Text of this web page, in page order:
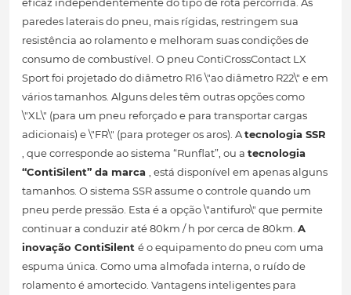
eficaz independentemente do tipo de rota percorrida. As
paredes laterais do pneu, mais rígidas, restringem sua
resistência ao rolamento e melhoram suas condições de
consumo de combustível. O pneu ContiCrossContact LX
Sport foi projetado do diâmetro R16 \"ao diâmetro R22\" e em
vários tamanhos. Alguns deles têm outras opções como
\"XL\" (para um pneu reforçado e para transportar cargas
adicionais) e \"FR\" (para proteger os aros). Atecnologia SSR
, que corresponde ao sistema “Runflat”, ou a tecnologia
“ContiSilent” da marca , está disponível em apenas alguns
tamanhos. O sistema SSR assume o controle quando um
pneu perde pressão. Esta é a opção \"antifuro\" que permite
continuar a conduzir até 80km / h por cerca de 80km. A
inovação ContiSilent é o equipamento do pneu com uma
espuma única. Como uma almofada interna, o ruído de
rolamento é amortecido. Vantagens inteligentes para